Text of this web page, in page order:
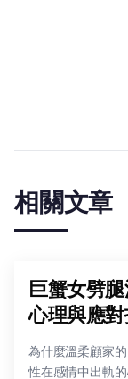
相關文章
巨蟹女劈
心理與應
為什麼溫柔顧家
性在感情中出軌